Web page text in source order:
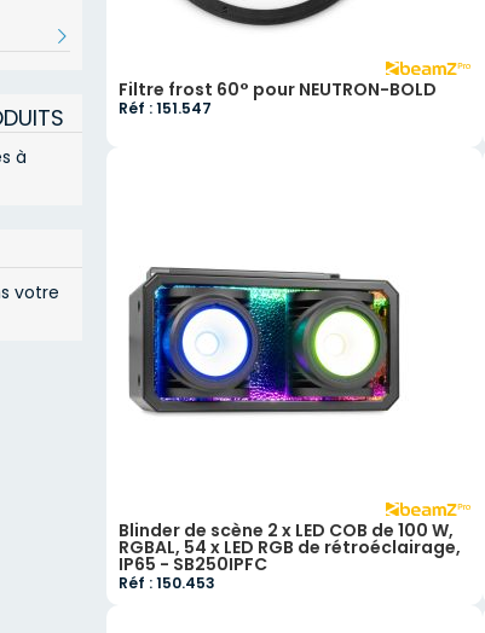
Filtre frost 60° pour NEUTRON-BOLD
Réf : 151.547
Blinder de scène 2 x LED COB de 100 W,
RGBAL, 54 x LED RGB de rétroéclairage,
IP65 - SB250IPFC
Réf : 150.453
à
votre